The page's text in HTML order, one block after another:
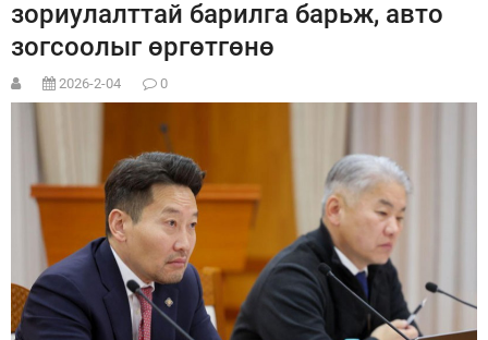
зориулалттай барилга барьж, авто
зогсоолыг өргөтгөнө
2026-2-04 0